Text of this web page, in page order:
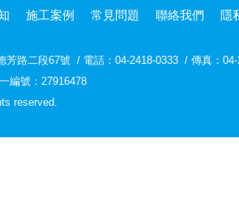
施工案例 常見問題 聯絡我們 隱
芳路二段67號 / 電話：04-2418-0333 / 傳真：
編號：27916478
reserved.